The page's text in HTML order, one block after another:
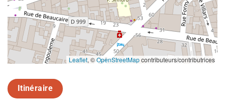
Leaflet, ©OpenStreetMapcontributeurs/contributrices
Itinéraire